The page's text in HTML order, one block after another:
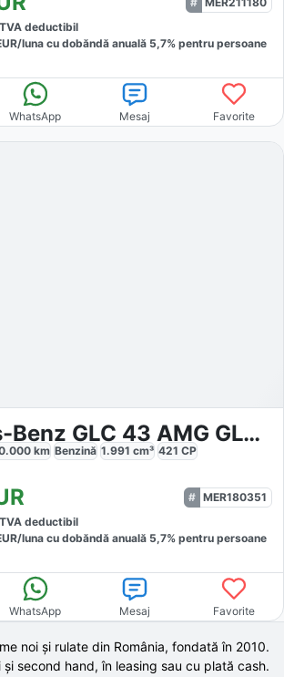
deductibil
lunacu dobăndă anuală 5,7% pentru persoane
WhatsApp Mesaj Favorite
Mercedes-Benz GLC 43 AMG GLC 43 4M Coupé
km Benzină 1.991 cm³ 421 CP
MER180351
deductibil
lunacu dobăndă anuală 5,7% pentru persoane
WhatsApp Mesaj Favorite
noi și rulate din România, fondată în 2010.
și second hand,în leasing sau cu plată cash.